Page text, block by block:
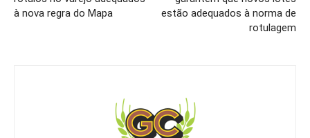
à nova regra do Mapa
estão adequados à norma de
rotulagem